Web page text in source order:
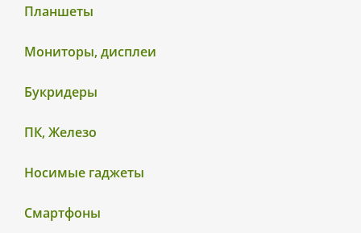
Планшеты
Мониторы, дисплеи
Букридеры
ПК, Железо
Носимые гаджеты
Смартфоны